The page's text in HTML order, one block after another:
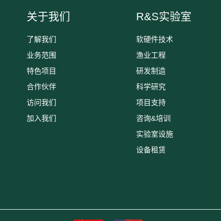
关于我们
了解我们
业务范围
特色项目
合作伙伴
访问我们
加入我们
R&S实验室
软硬件技术
渔业工程
研发制造
科学研究
项目支持
咨询&培训
实验室设施
设备租赁